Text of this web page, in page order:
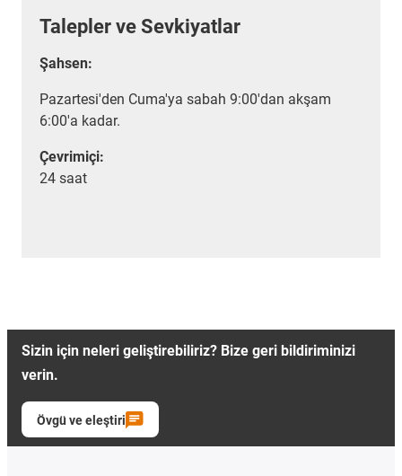
Talepler ve Sevkiyatlar
Şahsen:
Pazartesi'den Cuma'ya sabah 9:00'dan akşam
6:00'a kadar.
Çevrimiçi:
24 saat
Sizin için neleri geliştirebiliriz? Bize geri bildiriminizi
verin.
Övgü ve eleştiri